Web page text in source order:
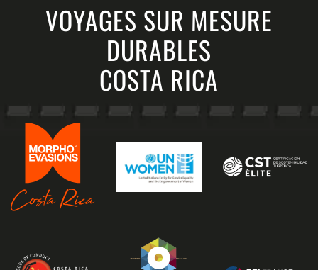
VOYAGES SUR MESURE
DURABLES
COSTA RICA